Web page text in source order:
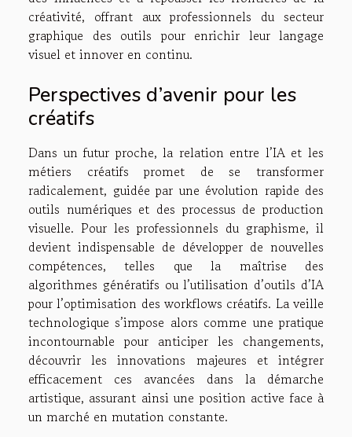
créativité, offrant aux professionnels du secteur
graphique des outils pour enrichir leur langage
visuel et innover en continu.
Perspectives d’avenir pour les
créatifs
Dans un futur proche, la relation entre l’IA et les
métiers créatifs promet de se transformer
radicalement, guidée par une évolution rapide des
outils numériques et des processus de production
visuelle. Pour les professionnels du graphisme, il
devient indispensable de développer de nouvelles
compétences, telles que la maîtrise des
algorithmes génératifs ou l’utilisation d’outils d’IA
pour l’optimisation des workflows créatifs. La veille
technologique s’impose alors comme une pratique
incontournable pour anticiper les changements,
découvrir les innovations majeures et intégrer
efficacement ces avancées dans la démarche
artistique, assurant ainsi une position active face à
un marché en mutation constante.